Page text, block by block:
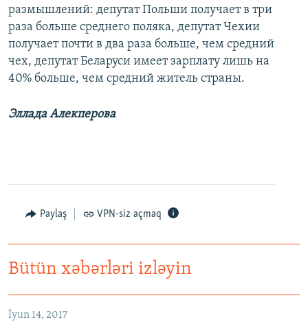
размышлений: депутат Польши получает в три
раза больше среднего поляка, депутат Чехии
получает почти в два раза больше, чем средний
чех, депутат Беларуси имеет зарплату лишь на
40% больше, чем средний житель страны.
Эллада Алекперова
Paylaş VPN-siz açmaq
Bütün xəbərləri izləyin
İyun 14, 2017